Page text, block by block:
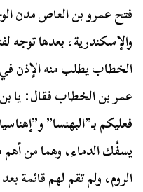
فتح عمرو بن العاص مدن
والإسكندرية، بعدها توجه
الخطاب يطلب منه الإذن في
عمر بن الخطاب فقال: يا بن
فعليكم بـ”البهنسا”
يسفُك الدماء، وهما من
الروم، ولم تقم لهم قائمة